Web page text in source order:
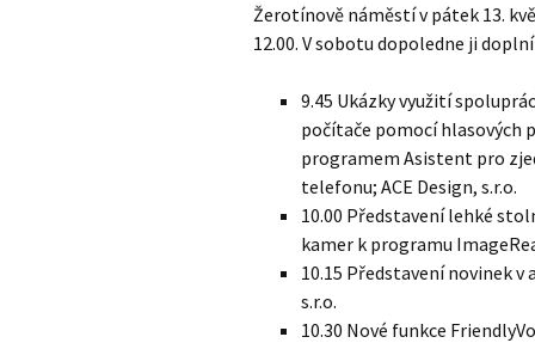
Žerotínově náměstí v pátek 13.
12.00. V sobotu dopoledne ji
9.45 Ukázky využití
počítače pomocí hlasových
programem Asistent pro
telefonu; ACE Design, s.r.o.
10.00 Představení lehké
kamer k programu
10.15 Představení novinek v
s.r.o.
10.30 Nové funkce